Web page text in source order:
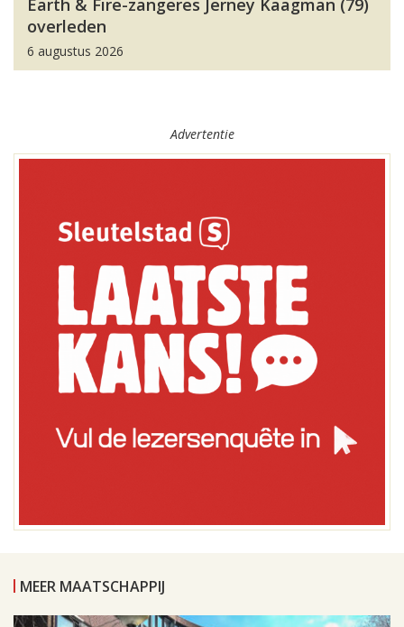
Earth & Fire-zangeres Jerney Kaagman (79)
overleden
6 augustus 2026
Advertentie
MEER MAATSCHAPPIJ